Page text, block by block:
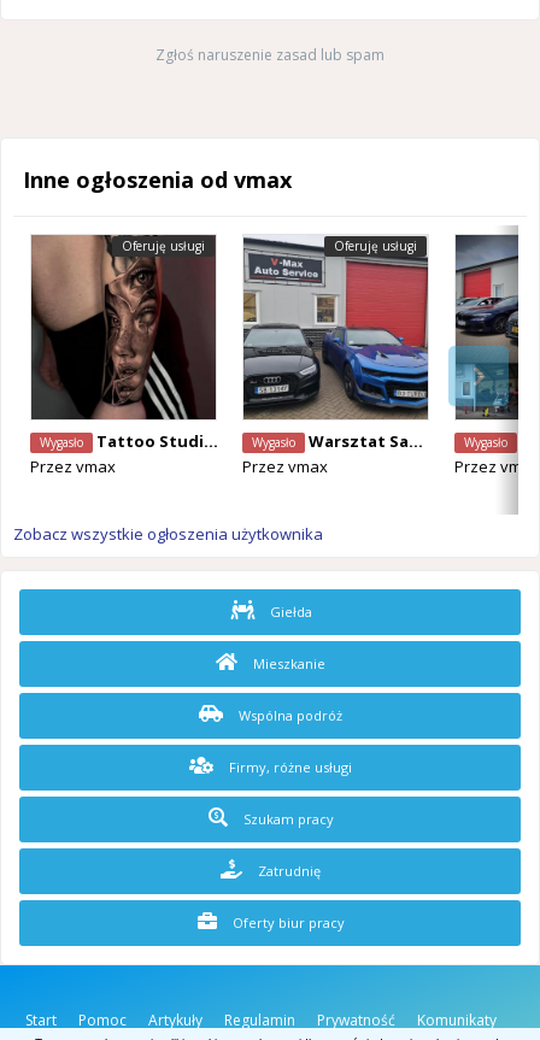
Zgłoś naruszenie zasad lub spam
Inne ogłoszenia od vmax
Oferuję usługi
Wygasło
Tattoo Studio tilburg
Przez vmax
Oferuję usługi
Wygasło
Warsztat Samochodowy V MAX - NAPRAWY / APK / SERWIS OPON / DIAGNOSTYKA / WYPOŻYCZALNIA AUT
Przez vmax
Wygasło
Przez vmax
Zobacz wszystkie ogłoszenia użytkownika
Giełda
Mieszkanie
Wspólna podróż
Firmy, różne usługi
Szukam pracy
Zatrudnię
Oferty biur pracy
Start Pomoc Artykuły Regulamin Prywatność
Komunikaty